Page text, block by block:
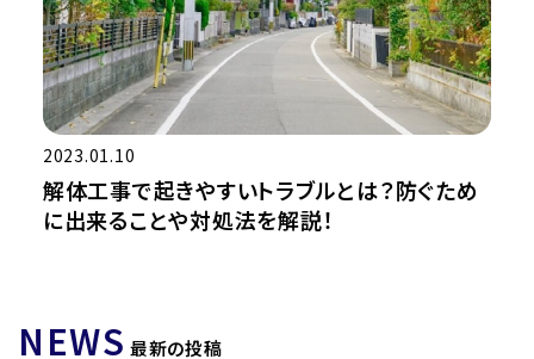
2023.01.10
解体工事で起きやすいトラブルとは？防ぐため
に出来ることや対処法を解説！
NEWS 最新の投稿